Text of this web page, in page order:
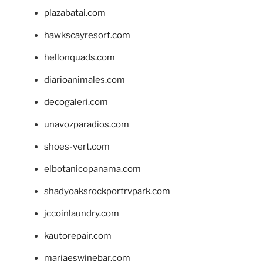
plazabatai.com
hawkscayresort.com
hellonquads.com
diarioanimales.com
decogaleri.com
unavozparadios.com
shoes-vert.com
elbotanicopanama.com
shadyoaksrockportrvpark.com
jccoinlaundry.com
kautorepair.com
marjaeswinebar.com